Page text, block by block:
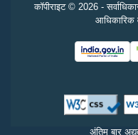
कॉपीराइट © 2026 -
आधिकारिक
अंतिम बार